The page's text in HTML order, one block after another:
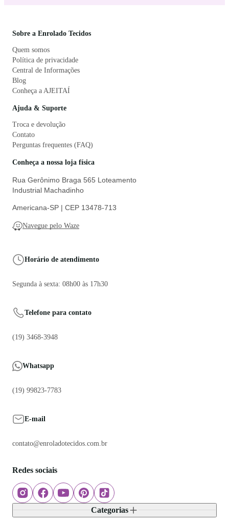
Sobre a Enrolado Tecidos
Quem somos
Política de privacidade
Central de Informações
Blog
Conheça a AJEITAÍ
Ajuda & Suporte
Troca e devolução
Contato
Perguntas frequentes (FAQ)
Conheça a nossa loja física
Rua Gerônimo Braga 565 Loteamento
Industrial Machadinho
Americana-SP | CEP 13478-713
Navegue pelo Waze
Horário de atendimento
Segunda à sexta: 08h00 às 17h30
Telefone para contato
(19) 3468-3948
Whatsapp
(19) 99823-7783
E-mail
contato@enroladotecidos.com.br
Redes sociais
Categorias